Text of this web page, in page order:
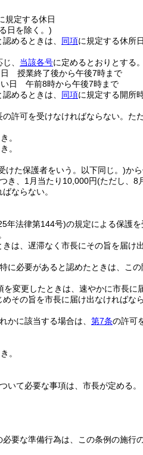
規定する休日
日を除く。)
めるときは、 同項に規定する休所
、 当該各号に定めるとおりとする。
日 授業終了後から午後7時まで
い日 午前8時から午後7時まで
めるときは、 同項に規定する開所
許可を受けなければならない。 た
。
。
けた保護者をいう。以下同じ。)か
き、1月当たり10,000円(ただし、8
ならない。
年法律第144号)の規定による保護
は、遅滞なく市長にその旨を届け
に必要があると認めたときは、この
変更したときは、速やかに市長に
その旨を市長に届け出なければなら
かに該当する場合は、 第7条の許可
。
いて必要な事項は、市長が定める。
要な準備行為は、この条例の施行